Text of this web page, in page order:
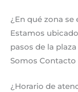
¿En qué zona se
Estamos
pasos de la
Somos
¿Horario de